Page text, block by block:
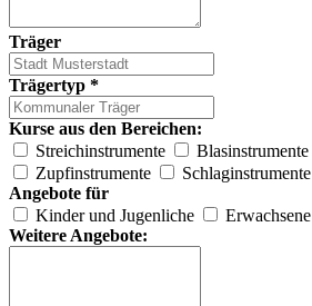
Träger
Trägertyp *
Kurse aus den Bereichen:
Streichinstrumente
Blasinstrumente
Zupfinstrumente
Schlaginstrumente
Angebote für
Kinder und Jugenliche
Erwachsene
Weitere Angebote: